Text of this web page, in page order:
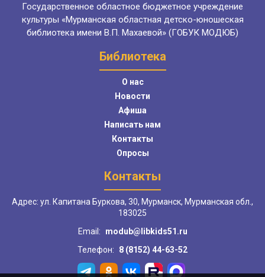
Государственное областное бюджетное учреждение
культуры «Мурманская областная детско-юношеская
библиотека имени В.П. Махаевой» (ГОБУК МОДЮБ)
Библиотека
О нас
Новости
Афиша
Написать нам
Контакты
Опросы
Контакты
Адрес: ул. Капитана Буркова, 30, Мурманск, Мурманская обл.,
183025
Email:
modub@libkids51.ru
Телефон:
8 (8152) 44-63-52